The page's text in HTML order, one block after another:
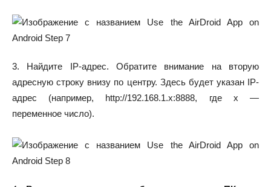
3. Найдите IP-адрес. Обратите внимание на вторую
адресную строку внизу по центру. Здесь будет указан IP-
адрес (например, http://192.168.1.x:8888, где x —
переменное число).